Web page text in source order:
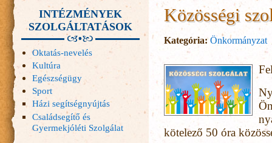
Közösségi
Kategória:Önkormányzat
kötelező 50 óra
INTÉZMÉNYEK
SZOLGÁLTATÁSOK
Oktatás-nevelés
Kultúra
Egészségügy
Sport
Házi segítségnyújtás
Családsegítő és
Gyermekjóléti Szolgálat